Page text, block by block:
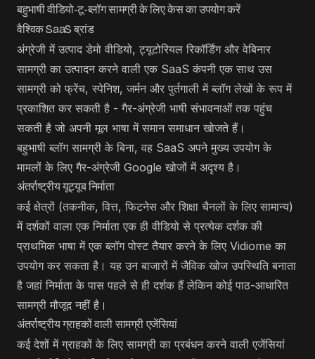
बहुभाषी वीडियो-टू-ब्लॉग सामग्री के लिए केस का उपयोग करें
वैश्विक SaaS ब्रांड
अंग्रेजी में उत्पाद डेमो वीडियो, ट्यूटोरियल रिकॉर्डिंग और वेबिनार
सामग्री का उत्पादन करने वाली एक SaaS कंपनी एक साथ उस
सामग्री को फ्रेंच, स्पेनिश, जर्मन और पुर्तगाली में ब्लॉग लेखों के रूप में
प्रकाशित कर सकती है - गैर-अंग्रेजी भाषी संभावनाओं तक पहुंच
सकती है जो अपनी मूल भाषा में समान समाधान खोजते हैं।
बहुभाषी ब्लॉग सामग्री के बिना, वह SaaS अपने मुख्य उपयोग के
मामलों के लिए गैर-अंग्रेजी Google खोजों में अदृश्य है।
अंतर्राष्ट्रीय यूट्यूब निर्माता
कई क्षेत्रों (तकनीक, वित्त, फिटनेस और शिक्षा चैनलों के लिए सामान्य)
में दर्शकों वाला एक निर्माता एक ही वीडियो से प्रत्येक दर्शक की
प्राथमिक भाषा में एक ब्लॉग पोस्ट तैयार करने के लिए Vidiome का
उपयोग कर सकता है। यह उन बाजारों में जैविक खोज उपस्थिति बनाता
है जहां निर्माता के पास पहले से ही दर्शक हैं लेकिन कोई पाठ-आधारित
सामग्री मौजूद नहीं है।
अंतर्राष्ट्रीय ग्राहकों वाली सामग्री एजेंसियां
कई देशों में ग्राहकों के लिए सामग्री का प्रबंधन करने वाली एजेंसियां